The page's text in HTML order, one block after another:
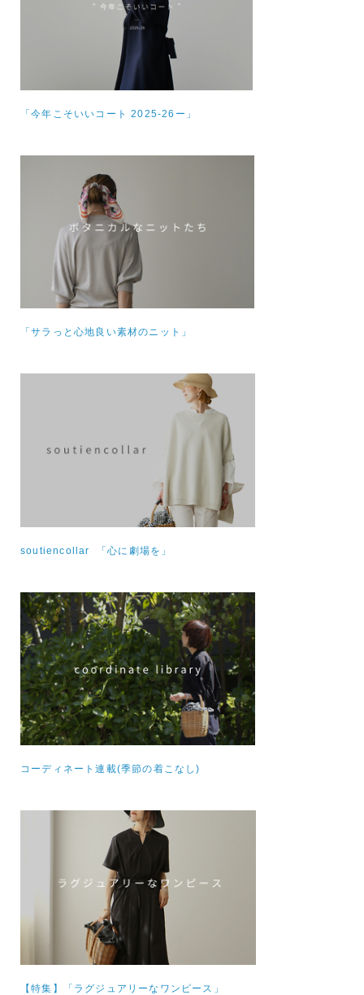
「今年こそいいコート 2025-26ー」
「サラっと心地良い素材のニット」
soutiencollar 「心に劇場を」
コーディネート連載(季節の着こなし)
【特集】 「ラグジュアリーなワンピース」